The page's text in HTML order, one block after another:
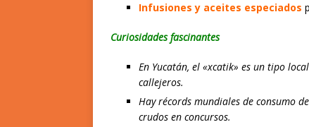
Infusiones y aceites especiados
Curiosidades fascinantes
En Yucatán, el «xcatik» es un tipo
callejeros.
Hay récords mundiales de consumo
crudos en concursos.